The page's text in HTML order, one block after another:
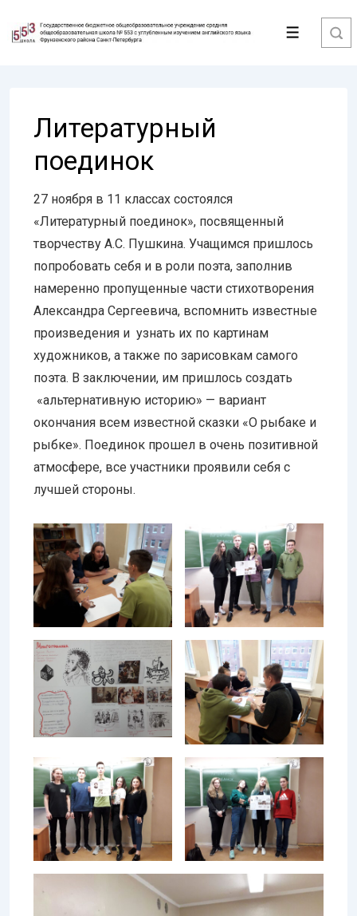
Перейти
Меню
Литературный
поединок
27 ноября в 11 классах состоялся
«Литературный поединок», посвященный
творчеству А.С. Пушкина. Учащимся пришлось
попробовать себя и в роли поэта, заполнив
намеренно пропущенные части стихотворения
Александра Сергеевича, вспомнить известные
произведения и узнать их по картинам
художников, а также по зарисовкам самого
поэта. В заключении, им пришлось создать
«альтернативную историю» — вариант
окончания всем известной сказки «О рыбаке и
рыбке». Поединок прошел в очень позитивной
атмосфере, все участники проявили себя с
лучшей стороны.